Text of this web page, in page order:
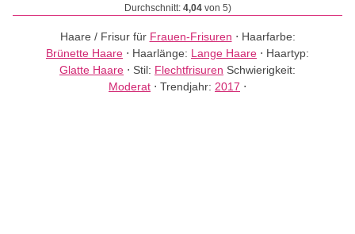
Durchschnitt: 4,04von 5)
Haare / Frisur für Frauen-Frisuren ⋅ Haarfarbe:
Brünette Haare ⋅ Haarlänge: Lange Haare ⋅ Haartyp:
Glatte Haare ⋅ Stil: Flechtfrisuren Schwierigkeit:
Moderat ⋅ Trendjahr: 2017 ⋅